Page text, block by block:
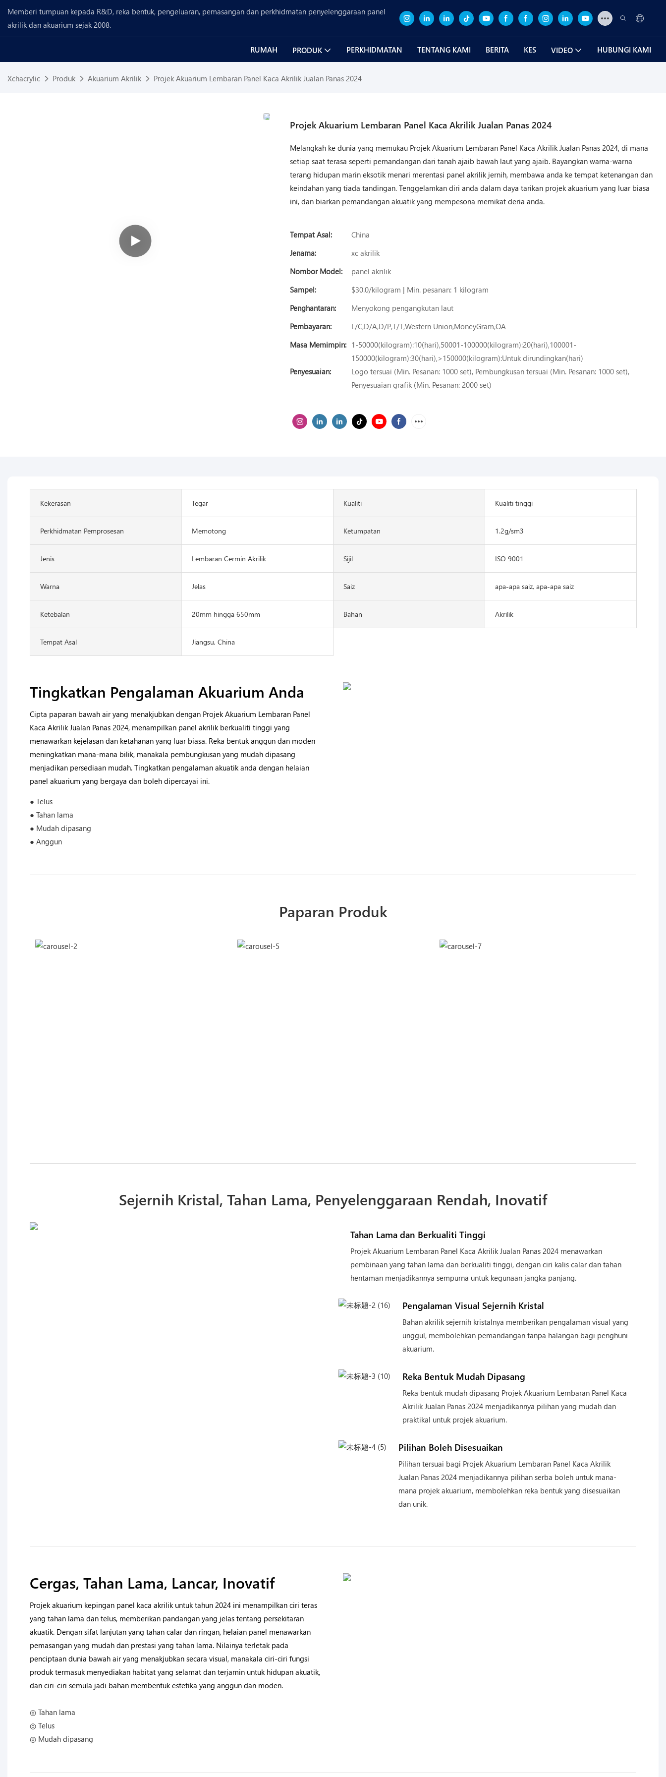
Memberi tumpuan kepada R&D, reka bentuk, pengeluaran, pemasangan dan perkhidmatan penyelenggaraan panel
akrilik dan akuarium sejak 2008.
RUMAH PRODUK PERKHIDMATAN TENTANG KAMI BERITA KES VIDEO HUBUNGI KAMI
Xchacrylic Produk Akuarium Akrilik Projek Akuarium Lembaran Panel Kaca Akrilik Jualan Panas 2024
Projek Akuarium Lembaran Panel Kaca Akrilik Jualan Panas 2024
Melangkah ke dunia yang memukau Projek Akuarium Lembaran Panel Kaca Akrilik Jualan Panas 2024, di mana
setiap saat terasa seperti pemandangan dari tanah ajaib bawah laut yang ajaib. Bayangkan warna-warna
terang hidupan marin eksotik menari merentasi panel akrilik jernih, membawa anda ke tempat ketenangan dan
keindahan yang tiada tandingan. Tenggelamkan diri anda dalam daya tarikan projek akuarium yang luar biasa
ini, dan biarkan pemandangan akuatik yang mempesona memikat deria anda.
Tempat Asal:
China
Jenama:
xc akrilik
Nombor Model:
panel akrilik
Sampel:
$30.0/kilogram | Min. pesanan: 1 kilogram
Penghantaran:
Menyokong pengangkutan laut
Pembayaran:
L/C,D/A,D/P,T/T,Western Union,MoneyGram,OA
Masa Memimpin: 1-50000(kilogram):10(hari),50001-100000(kilogram):20(hari),100001-
150000(kilogram):30(hari),>150000(kilogram):Untuk dirundingkan(hari)
Penyesuaian:
Logo tersuai (Min. Pesanan: 1000 set), Pembungkusan tersuai (Min. Pesanan: 1000 set),
Penyesuaian grafik (Min. Pesanan: 2000 set)
Kekerasan Tegar Kualiti Kualiti tinggi
Perkhidmatan Pemprosesan Memotong Ketumpatan 1.2g/sm3
Jenis Lembaran Cermin Akrilik Sijil ISO 9001
Warna Jelas Saiz apa-apa saiz, apa-apa saiz
Ketebalan 20mm hingga 650mm Bahan Akrilik
Tempat Asal Jiangsu, China
Tingkatkan Pengalaman Akuarium Anda
Cipta paparan bawah air yang menakjubkan dengan Projek Akuarium Lembaran Panel
Kaca Akrilik Jualan Panas 2024, menampilkan panel akrilik berkualiti tinggi yang
menawarkan kejelasan dan ketahanan yang luar biasa. Reka bentuk anggun dan moden
meningkatkan mana-mana bilik, manakala pembungkusan yang mudah dipasang
menjadikan persediaan mudah. Tingkatkan pengalaman akuatik anda dengan helaian
panel akuarium yang bergaya dan boleh dipercayai ini.
● Telus
● Tahan lama
● Mudah dipasang
● Anggun
Paparan Produk
Sejernih Kristal, Tahan Lama, Penyelenggaraan Rendah, Inovatif
Tahan Lama dan Berkualiti Tinggi
Projek Akuarium Lembaran Panel Kaca Akrilik Jualan Panas 2024 menawarkan
pembinaan yang tahan lama dan berkualiti tinggi, dengan ciri kalis calar dan tahan
hentaman menjadikannya sempurna untuk kegunaan jangka panjang.
Pengalaman Visual Sejernih Kristal
Bahan akrilik sejernih kristalnya memberikan pengalaman visual yang
unggul, membolehkan pemandangan tanpa halangan bagi penghuni
akuarium.
Reka Bentuk Mudah Dipasang
Reka bentuk mudah dipasang Projek Akuarium Lembaran Panel Kaca
Akrilik Jualan Panas 2024 menjadikannya pilihan yang mudah dan
praktikal untuk projek akuarium.
Pilihan Boleh Disesuaikan
Pilihan tersuai bagi Projek Akuarium Lembaran Panel Kaca Akrilik
Jualan Panas 2024 menjadikannya pilihan serba boleh untuk mana-
mana projek akuarium, membolehkan reka bentuk yang disesuaikan
dan unik.
Cergas, Tahan Lama, Lancar, Inovatif
Projek akuarium kepingan panel kaca akrilik untuk tahun 2024 ini menampilkan ciri teras
yang tahan lama dan telus, memberikan pandangan yang jelas tentang persekitaran
akuatik. Dengan sifat lanjutan yang tahan calar dan ringan, helaian panel menawarkan
pemasangan yang mudah dan prestasi yang tahan lama. Nilainya terletak pada
penciptaan dunia bawah air yang menakjubkan secara visual, manakala ciri-ciri fungsi
produk termasuk menyediakan habitat yang selamat dan terjamin untuk hidupan akuatik,
dan ciri-ciri semula jadi bahan membentuk estetika yang anggun dan moden.
◎ Tahan lama
◎ Telus
◎ Mudah dipasang